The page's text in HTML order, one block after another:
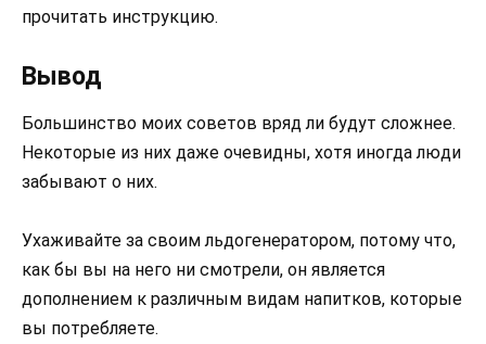
прочитать инструкцию.
Вывод
Большинство моих советов вряд ли будут сложнее.
Некоторые из них даже очевидны, хотя иногда люди
забывают о них.
Ухаживайте за своим льдогенератором, потому что,
как бы вы на него ни смотрели, он является
дополнением к различным видам напитков, которые
вы потребляете.